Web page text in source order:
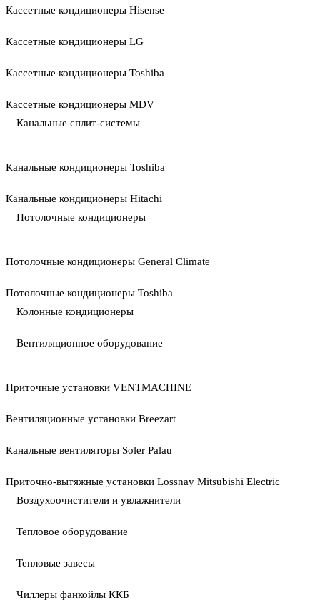
Кассетные кондиционеры Hisense
Кассетные кондиционеры LG
Кассетные кондиционеры Toshiba
Кассетные кондиционеры MDV
Канальные сплит-системы
Канальные кондиционеры Toshiba
Канальные кондиционеры Hitachi
Потолочные кондиционеры
Потолочные кондиционеры General Climate
Потолочные кондиционеры Toshiba
Колонные кондиционеры
Вентиляционное оборудование
Приточные установки VENTMACHINE
Вентиляционные установки Breezart
Канальные вентиляторы Soler Palau
Приточно-вытяжные установки Lossnay Mitsubishi Electric
Воздухоочистители и увлажнители
Тепловое оборудование
Тепловые завесы
Чиллеры фанкойлы ККБ